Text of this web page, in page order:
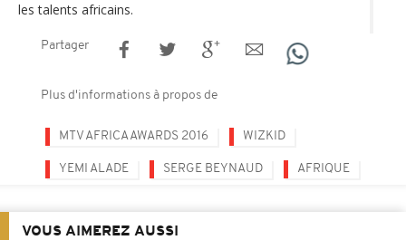
les talents africains.
Partager
Plus d'informations à propos de
MTV AFRICA AWARDS 2016 WIZKID
YEMI ALADE SERGE BEYNAUD AFRIQUE
VOUS AIMEREZ AUSSI